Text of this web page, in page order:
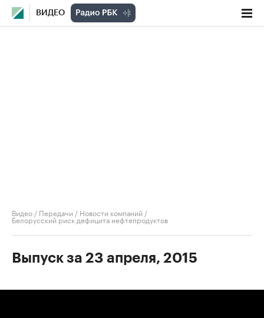
ВИДЕО
Видео / Передачи / Новости компаний /
Белорусский риск дефицита нефтепродуктов
Выпуск за 23 апреля, 2015